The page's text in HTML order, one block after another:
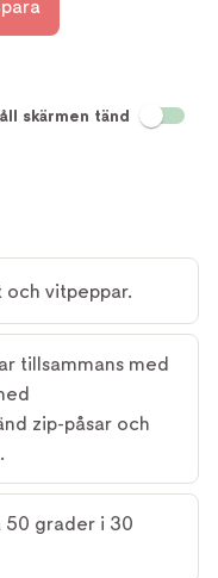
skärmen tänd
och vitpeppar.
tillsammans med
zip-påsar och
50 grader i 30